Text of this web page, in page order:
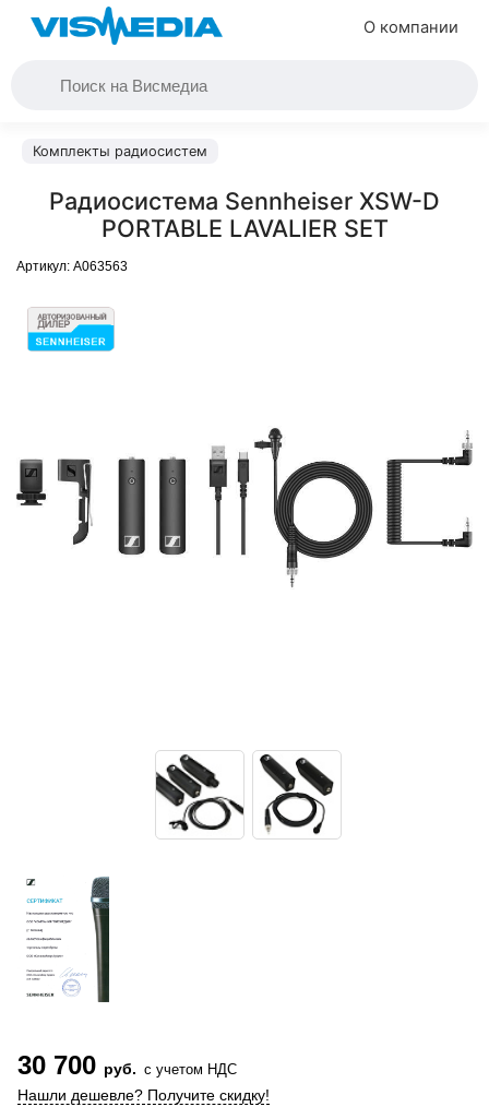
О компании
Комплекты радиосистем
Радиосистема Sennheiser XSW-D
PORTABLE LAVALIER SET
Артикул: A063563
30 700 руб. с учетом НДС
Нашли дешевле? Получите скидку!